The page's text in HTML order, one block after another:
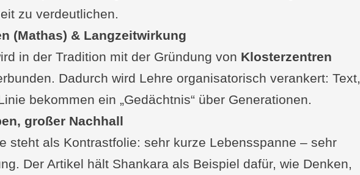
zu verdeutlichen.
(Mathas) & Langzeitwirkung
in der Tradition mit der Gründung von Klosterzentren
Dadurch wird Lehre organisatorisch verankert: Text,
bekommen ein „Gedächtnis“ über Generationen.
großer Nachhall
steht als Kontrastfolie: sehr kurze Lebensspanne – sehr
Der Artikel hält Shankara als Beispiel dafür, wie Denken,